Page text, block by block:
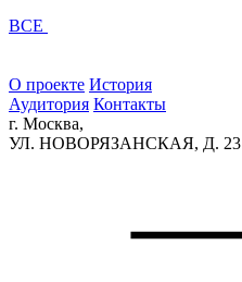
ВСЕ
О проекте История
Аудитория Контакты
г. Москва,
УЛ. НОВОРЯЗАНСКАЯ, Д. 23